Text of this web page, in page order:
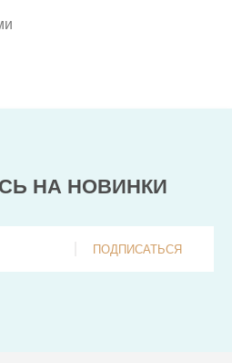
НА НОВИНКИ
ПОДПИСАТЬСЯ